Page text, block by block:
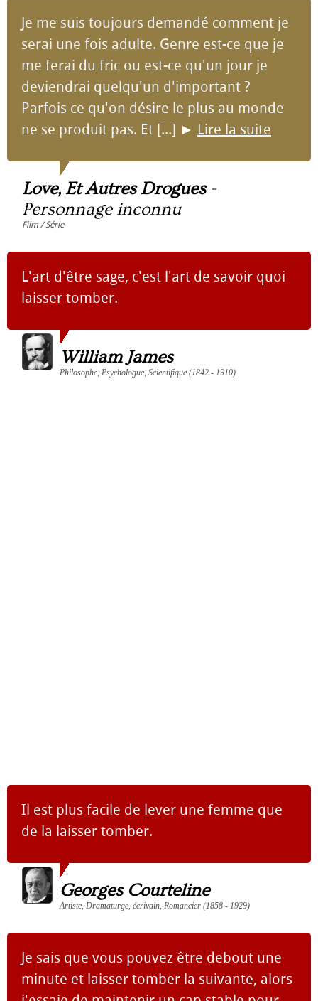
Je me suis toujours demandé comment je
serai une fois adulte. Genre est-ce que je
me ferai du fric ou est-ce qu'un jour je
deviendrai quelqu'un d'important ?
Parfois ce qu'on désire le plus au monde
ne se produit pas. Et [...] ► Lire la suite
Love, Et Autres Drogues-
Personnage inconnu
Film / Série
L'art d'être sage, c'est l'art de savoir quoi
laisser tomber.
William James
Philosophe, Psychologue, Scientifique (1842 - 1910)
Il est plus facile de lever une femme que
de la laisser tomber.
Georges Courteline
Artiste, Dramaturge, écrivain, Romancier (1858 - 1929)
Je sais que vous pouvez être debout une
minute et laisser tomber la suivante, alors